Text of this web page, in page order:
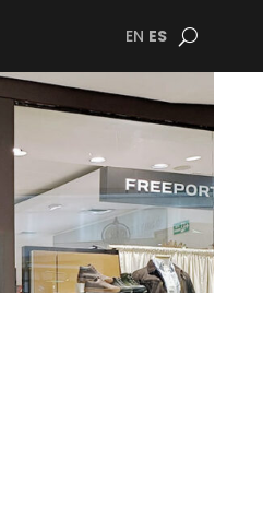
EN ES